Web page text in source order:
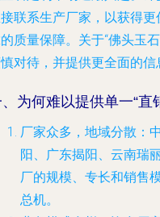
联系生产厂家，以获得
质量保障。关于“佛头玉
对待，并提供更全面的信
为何难以提供单一“直
厂家众多，地域分散 ：
阳、广东揭阳、云南瑞
厂的规模、专长和销售
总机。